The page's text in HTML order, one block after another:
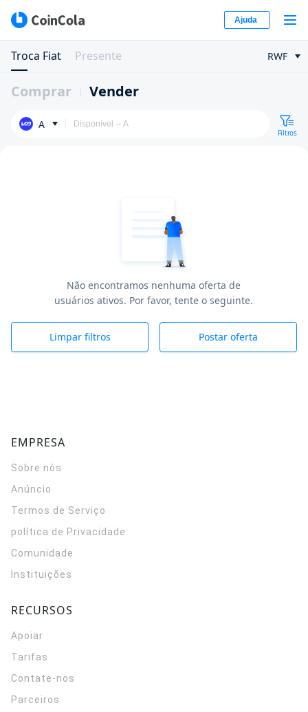
Ajuda
Troca Fiat Presente RWF
Comprar Vender
A
Filtros
Não encontramos nenhuma oferta de
usuários ativos. Por favor, tente o seguinte.
Limpar filtros Postar oferta
EMPRESA
Sobre nós
Anúncio
Termos de Serviço
política de Privacidade
Comunidade
Instituições
RECURSOS
Apoiar
Tarifas
Contate-nos
Parceiros